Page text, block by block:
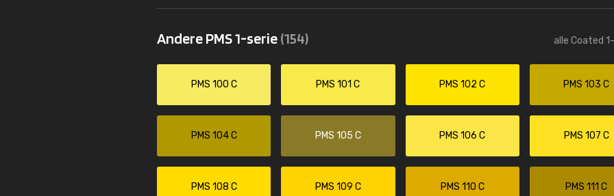
Andere PMS 1-serie(154) alle Coated
PMS 100 C PMS 101 C PMS 102 C PMS 103 C
PMS 104 C PMS 105 C PMS 106 C PMS 107 C
PMS 108 C PMS 109 C PMS 110 C PMS 111 C